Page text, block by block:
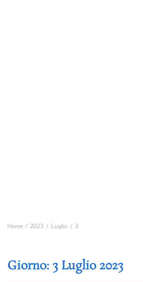
Home 2023 Luglio 3
Giorno: 3 Luglio 2023